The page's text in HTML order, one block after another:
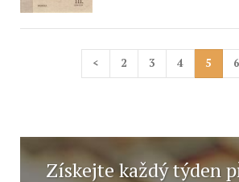
< 2 3 4 5 6
Získejte každý týden